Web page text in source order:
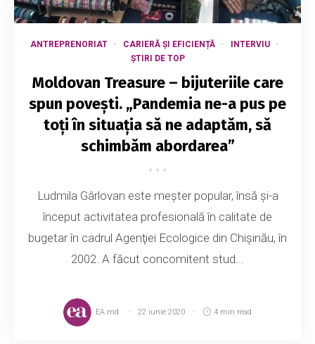
ANTREPRENORIAT CARIERĂ ȘI EFICIENȚĂ
INTERVIU
ȘTIRI DE TOP
Moldovan Treasure – bijuteriile care
spun povești. „Pandemia ne-a pus pe
toţi în situaţia să ne adaptăm, să
schimbăm abordarea”
Ludmila Gârlovan este meşter popular, însă și-a
început activitatea profesională în calitate de
bugetar în cadrul Agenţiei Ecologice din Chişinău, în
2002. A făcut concomitent stud...
EA.md 22 iunie 2020 4 min read